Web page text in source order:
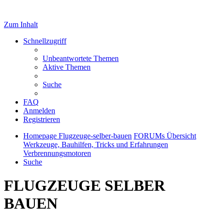
Zum Inhalt
Schnellzugriff
Unbeantwortete Themen
Aktive Themen
Suche
FAQ
Anmelden
Registrieren
Homepage Flugzeuge-selber-bauen FORUMs Übersicht
Werkzeuge, Bauhilfen, Tricks und Erfahrungen
Verbrennungsmotoren
Suche
FLUGZEUGE SELBER
BAUEN